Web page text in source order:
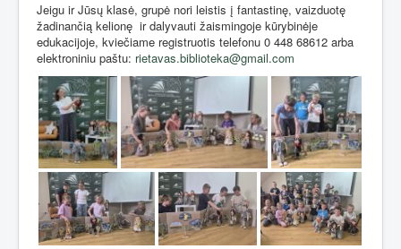
Jeigu ir Jūsų klasė, grupė nori leistis į fantastinę, vaizduotę
žadinančią kelionę ir dalyvauti žaismingoje kūrybinėje
edukacijoje, kviečiame registruotis telefonu 0 448 68612 arba
elektroniniu paštu: rietavas.biblioteka@gmail.com